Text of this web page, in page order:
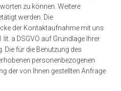
zu können. Weitere
werden. Die
der Kontaktaufnahme mit uns
a DSGVO auf Grundlage Ihrer
Die für die Benutzung des
personenbezogenen
der von Ihnen gestellten Anfrage